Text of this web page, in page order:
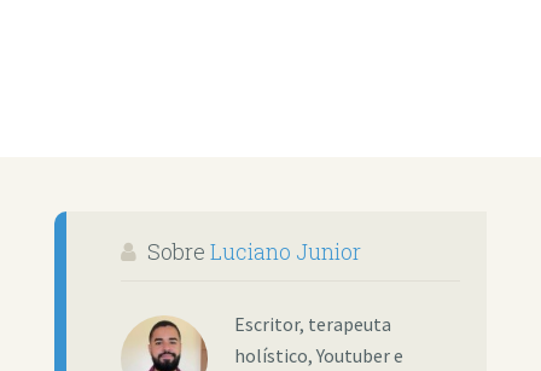
Sobre Luciano Junior
Escritor, terapeuta
holístico, Youtuber e